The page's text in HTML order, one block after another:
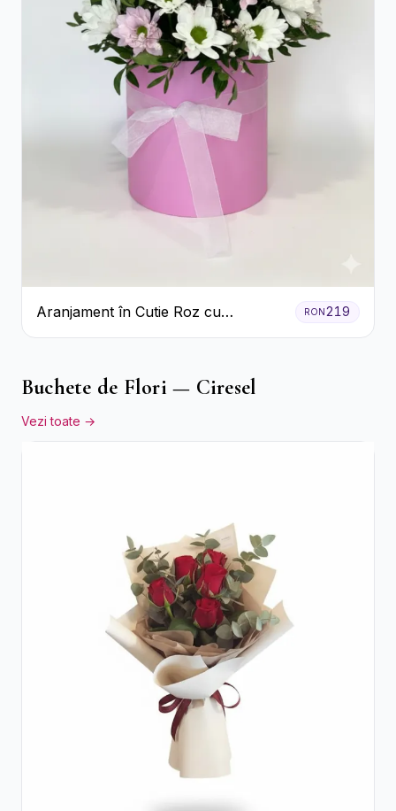
Aranjament în Cutie Roz cu
Crizanteme Albe și Lila
RON219
Buchete de Flori — Ciresel
Vezi toate →